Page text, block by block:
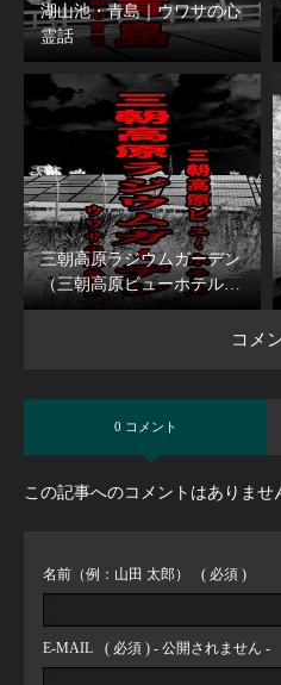
湖山池・青島｜ウワサの心
霊話
三朝高原ラジウムガーデン
（三朝高原ビューホテル…
コメ
0 コメント
この記事へのコメントはありませ
名前（例：山田 太郎） ( 必須 )
E-MAIL ( 必須 ) - 公開されません -